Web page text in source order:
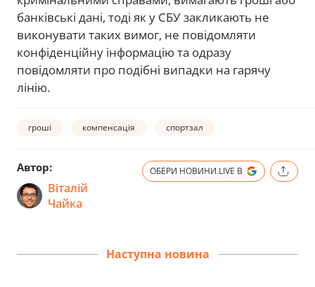
банківські дані, тоді як у СБУ закликають не
виконувати таких вимог, не повідомляти
конфіденційну інформацію та одразу
повідомляти про подібні випадки на гарячу
лінію.
гроші компенсація спортзал
Автор:
Віталій
Чайка
ОБЕРИ НОВИНИ.LIVE В
Наступна новина